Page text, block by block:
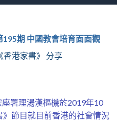
195期 中國教會培育面面觀
香港家書》 分享
座署理湯漢樞機於2019年10
節目就目前香港的社會情況